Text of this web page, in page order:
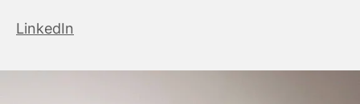
LinkedIn